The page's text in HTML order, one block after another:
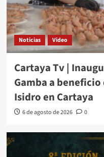
Noticias Video
Cartaya Tv |
Gamba a beneficio
Isidro en Cartaya
6 de agosto de 2026 0